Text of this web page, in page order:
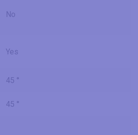
No
Yes
45 °
45 °